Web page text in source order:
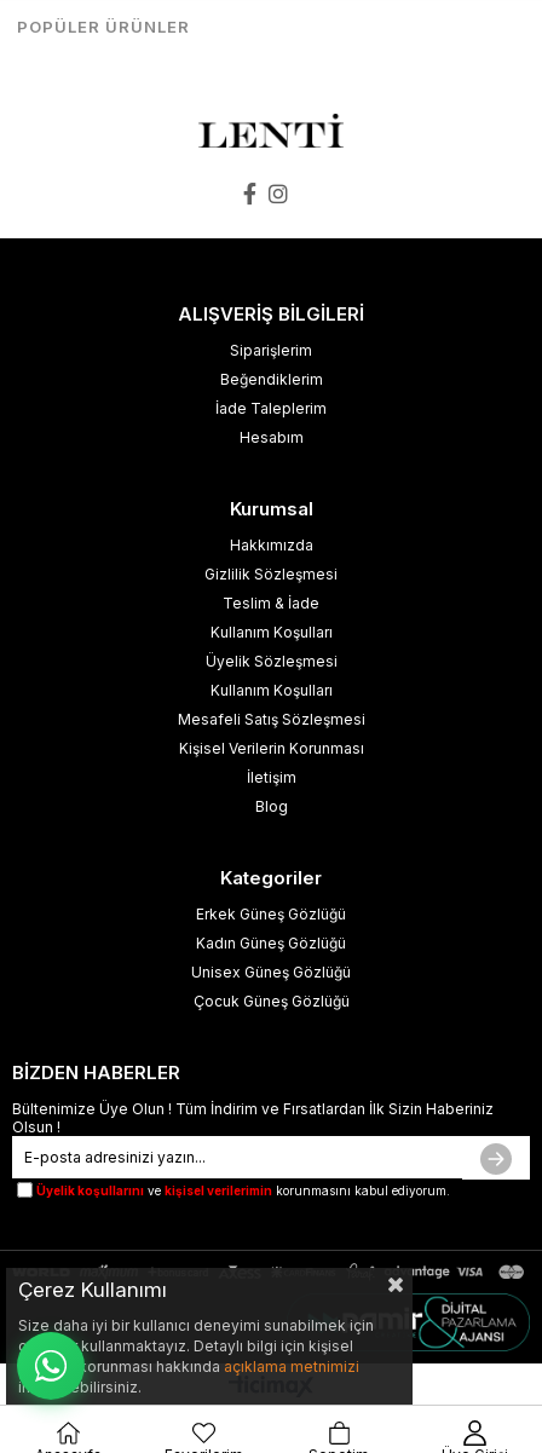
ALIŞVERİŞ BİLGİLERİ
Siparişlerim
Beğendiklerim
İade Taleplerim
Hesabım
Kurumsal
Hakkımızda
Gizlilik Sözleşmesi
Teslim & İade
Kullanım Koşulları
Üyelik Sözleşmesi
Kullanım Koşulları
Mesafeli Satış Sözleşmesi
Kişisel Verilerin Korunması
İletişim
Blog
Kategoriler
Erkek Güneş Gözlüğü
Kadın Güneş Gözlüğü
Unisex Güneş Gözlüğü
Çocuk Güneş Gözlüğü
BİZDEN HABERLER
Bültenimize Üye Olun ! Tüm İndirim ve Fırsatlardan İlk Sizin Haberiniz
Olsun !
Üyelik koşullarını ve kişisel verilerimin korunmasını kabul ediyorum.
Çerez Kullanımı
Size daha iyi bir kullanıcı deneyimi sunabilmek için
çerezler kullanmaktayız. Detaylı bilgi için kişisel
verilerin korunması hakkında açıklama metnimizi
inceleyebilirsiniz.
POPÜLER ÜRÜNLER